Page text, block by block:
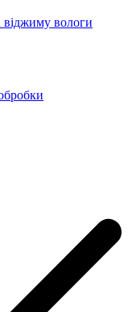
віджиму вологи